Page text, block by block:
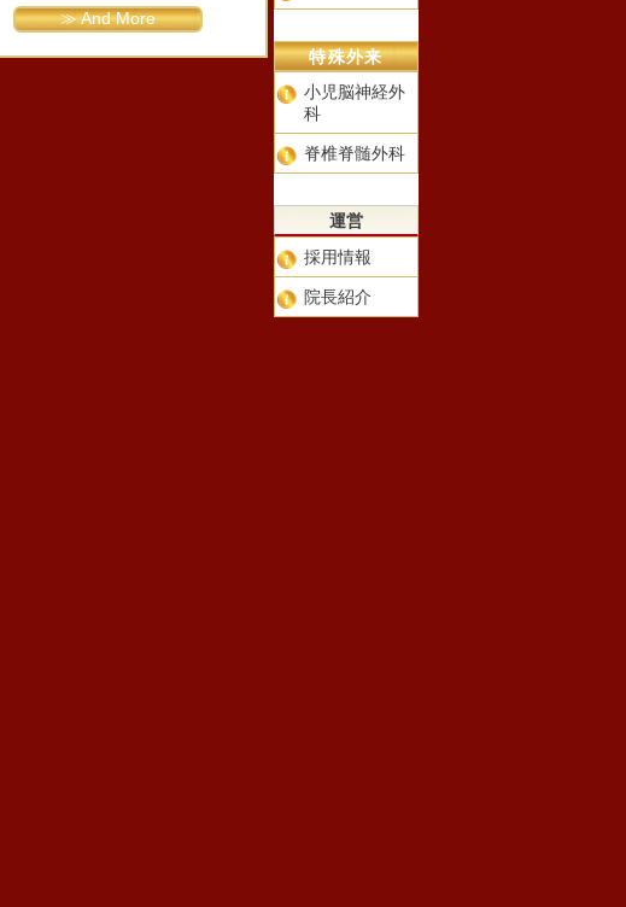
≫ And More
特殊外来
小児脳神経外
科
脊椎脊髄外科
運営
採用情報
院長紹介